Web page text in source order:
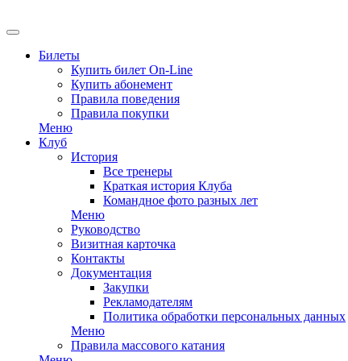
Билеты
Купить билет On-Line
Купить абонемент
Правила поведения
Правила покупки
Меню
Клуб
История
Все тренеры
Краткая история Клуба
Командное фото разных лет
Меню
Руководство
Визитная карточка
Контакты
Документация
Закупки
Рекламодателям
Политика обработки персональных данных
Меню
Правила массового катания